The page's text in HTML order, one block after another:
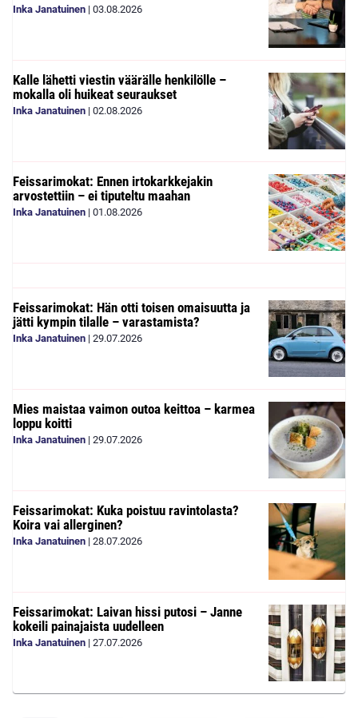
Inka Janatuinen | 03.08.2026
Kalle lähetti viestin väärälle henkilölle –
mokalla oli huikeat seuraukset
Inka Janatuinen | 02.08.2026
Feissarimokat: Ennen irtokarkkejakin
arvostettiin – ei tiputeltu maahan
Inka Janatuinen | 01.08.2026
Feissarimokat: Hän otti toisen omaisuutta ja
jätti kympin tilalle – varastamista?
Inka Janatuinen | 29.07.2026
Mies maistaa vaimon outoa keittoa – karmea
loppu koitti
Inka Janatuinen | 29.07.2026
Feissarimokat: Kuka poistuu ravintolasta?
Koira vai allerginen?
Inka Janatuinen | 28.07.2026
Feissarimokat: Laivan hissi putosi – Janne
kokeili painajaista uudelleen
Inka Janatuinen | 27.07.2026